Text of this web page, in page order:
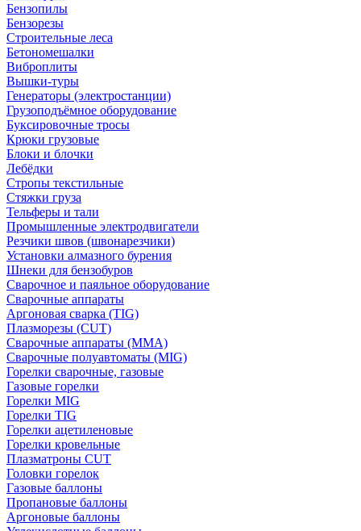
Бензопилы
Бензорезы
Строительные леса
Бетономешалки
Виброплиты
Вышки-туры
Генераторы (электростанции)
Грузоподъёмное оборудование
Буксировочные тросы
Крюки грузовые
Блоки и блочки
Лебёдки
Стропы текстильные
Стяжки груза
Тельферы и тали
Промышленные электродвигатели
Резчики швов (швонарезчики)
Установки алмазного бурения
Шнеки для бензобуров
Сварочное и паяльное оборудование
Сварочные аппараты
Аргоновая сварка (TIG)
Плазморезы (CUT)
Сварочные аппараты (MMA)
Сварочные полуавтоматы (MIG)
Горелки сварочные, газовые
Газовые горелки
Горелки MIG
Горелки TIG
Горелки ацетиленовые
Горелки кровельные
Плазматроны CUT
Головки горелок
Газовые баллоны
Пропановые баллоны
Аргоновые баллоны